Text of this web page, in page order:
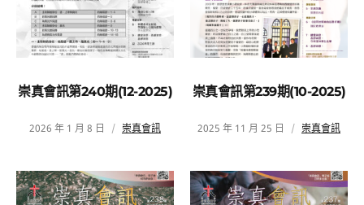
崇真會訊第240期(12-2025)
2026 年 1 月 8 日 崇真會訊
崇真會訊第239期(10-2025)
2025 年 11 月 25 日 崇真會訊